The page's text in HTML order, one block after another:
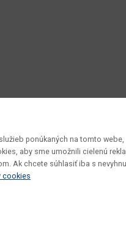
ponúkaných na tomto webe,
aby sme umožnili cielenú
Ak chcete súhlasiť iba s
cookies